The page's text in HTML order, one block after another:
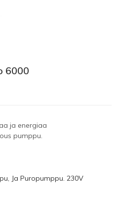
6000
ja energiaa
pumppu
Ja Puropumppu. 230V